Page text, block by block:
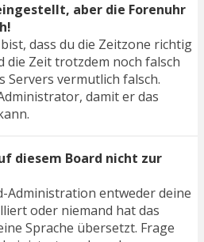
aber die Forenuhr
dass du die Zeitzone richtig
die Zeit trotzdem noch falsch
Servers vermutlich falsch.
damit er das
diesem Board nicht zur
Administration entweder deine
oder niemand hat das
Sprache übersetzt. Frage